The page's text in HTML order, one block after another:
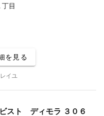
目
を見る
イユ
スト ディモラ ３０６